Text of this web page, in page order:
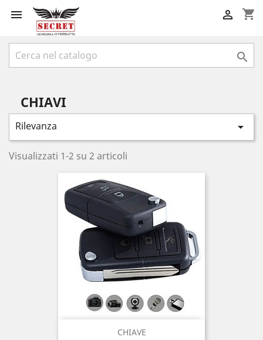
 shopping_cart


CHIAVI
Rilevanza 
Visualizzati 1-2 su 2 articoli
CHIAVE